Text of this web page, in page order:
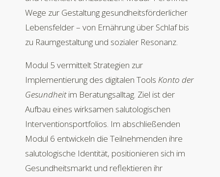
Wege zur Gestaltung gesundheitsförderlicher
Lebensfelder – von Ernährung über Schlaf bis
zu Raumgestaltung und sozialer Resonanz.
Modul 5 vermittelt Strategien zur
Implementierung des digitalen Tools Konto der
Gesundheitim Beratungsalltag. Ziel ist der
Aufbau eines wirksamen salutologischen
Interventionsportfolios. Im abschließenden
Modul 6 entwickeln die Teilnehmenden ihre
salutologische Identität, positionieren sich im
Gesundheitsmarkt und reflektieren ihr